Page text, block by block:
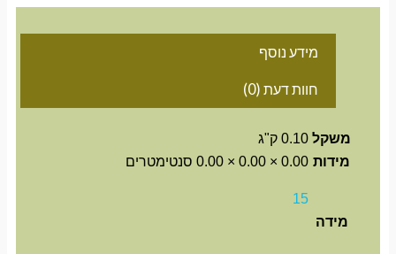
מידע נוסף
חוות דעת (0)
משקל 0.10 ק"ג
מידות 0.00 × 0.00 × 0.00 סנטימטרים
מידה